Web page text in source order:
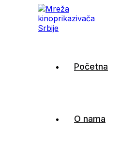
Početna
O nama